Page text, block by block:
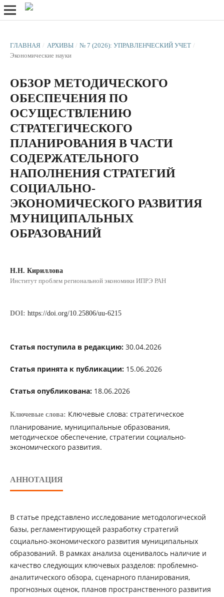
ГЛАВНАЯ / АРХИВЫ / № 7 (2026): УПРАВЛЕНЧЕСКИЙ УЧЕТ /
Экономические науки
ОБЗОР МЕТОДИЧЕСКОГО
ОБЕСПЕЧЕНИЯ ПО
ОСУЩЕСТВЛЕНИЮ
СТРАТЕГИЧЕСКОГО
ПЛАНИРОВАНИЯ В ЧАСТИ
СОДЕРЖАТЕЛЬНОГО
НАПОЛНЕНИЯ СТРАТЕГИЙ
СОЦИАЛЬНО-
ЭКОНОМИЧЕСКОГО РАЗВИТИЯ
МУНИЦИПАЛЬНЫХ
ОБРАЗОВАНИЙ
Н.Н. Кириллова
Институт проблем региональной экономики ИПРЭ РАН
DOI: https://doi.org/10.25806/uu-6215
Статья поступила в редакцию:30.04.2026
Статья принята к публикации:15.06.2026
Статья опубликована:18.06.2026
Ключевые слова: Ключевые слова: стратегическое
планирование, муниципальные образования,
методическое обеспечение, стратегии социально-
экономического развития.
АННОТАЦИЯ
В статье представлено исследование методологической
базы, регламентирующей разработку стратегий
социально-экономического развития муниципальных
образований. В рамках анализа оценивалось наличие и
качество следующих ключевых разделов: проблемно-
аналитического обзора, сценарного планирования,
прогнозных оценок, планов пространственного развития